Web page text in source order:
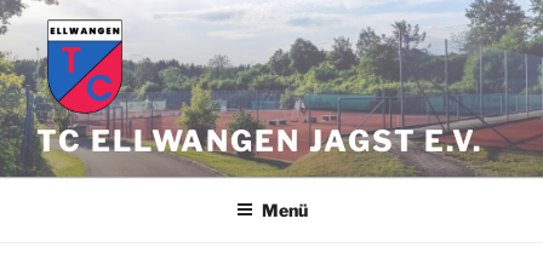
Zum
Inhalt
springen
TC ELLWANGEN JAGST E.V.
Menü